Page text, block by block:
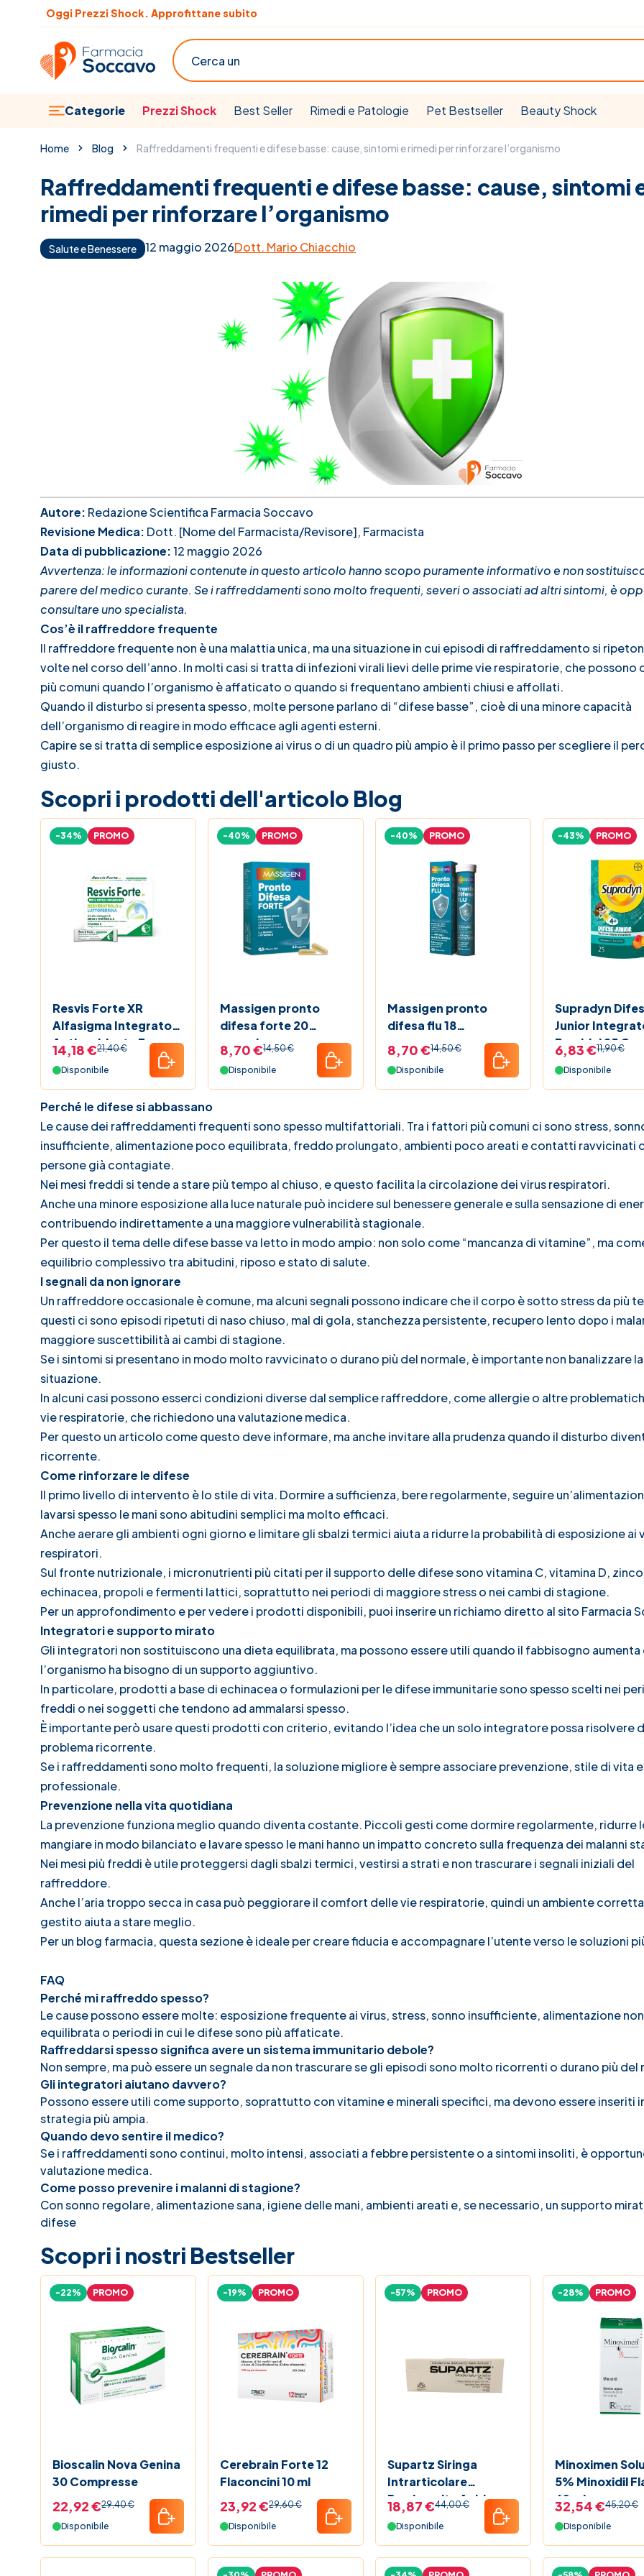
Salta al contenuto
Oggi Prezzi Shock. Approfittane subito
Categorie Prezzi Shock Best Seller Rimedi e Patologie Pet Bestseller Beauty Shock
Cerca
Home Blog Raffreddamenti frequenti e difese basse: cause, sintomi e rimedi per rinforzare l’organismo
Raffreddamenti frequenti e difese basse: cause, sintomi
rimedi per rinforzare l’organismo
Salute e Benessere 12 maggio 2026Dott. Mario Chiacchio
Autore: Redazione Scientifica Farmacia Soccavo
Revisione Medica: Dott. [Nome del Farmacista/Revisore], Farmacista
Data di pubblicazione:12 maggio 2026
Avvertenza: le informazioni contenute in questo articolo hanno scopo puramente informativo e non
parere del medico curante. Se i raffreddamenti sono molto frequenti, severi o associati ad altri sintomi, è
consultare uno specialista.
Cos’è il raffreddore frequente
Il raffreddore frequente non è una malattia unica, ma una situazione in cui episodi di raffreddamento si
volte nel corso dell’anno. In molti casi si tratta di infezioni virali lievi delle prime vie respiratorie, che possono
più comuni quando l’organismo è affaticato o quando si frequentano ambienti chiusi e affollati.
Quando il disturbo si presenta spesso, molte persone parlano di “difese basse”, cioè di una minore capacità
dell’organismo di reagire in modo efficace agli agenti esterni.
Capire se si tratta di semplice esposizione ai virus o di un quadro più ampio è il primo passo per scegliere il
giusto.
Scopri i prodotti dell'articolo Blog
Resvis Forte XR
Alfasigma Integratore
Antiossidante E
Difese Immunitarie 12
Bustine
-34% PROMO
14,18 €21,40 €
Disponibile
Massigen pronto
difesa forte 20
capsule
-40% PROMO
8,70 €14,50 €
Disponibile
Massigen pronto
difesa flu 18
compresse
effervescenti
-40% PROMO
8,70 €14,50 €
Disponibile
Supradyn
Junior
Bambini 25
Gommose
-43% PROMO
6,83 €11,90 €
Disponibile
Perché le difese si abbassano
Le cause dei raffreddamenti frequenti sono spesso multifattoriali. Tra i fattori più comuni ci sono stress,
insufficiente, alimentazione poco equilibrata, freddo prolungato, ambienti poco areati e contatti ravvicinati
persone già contagiate.
Nei mesi freddi si tende a stare più tempo al chiuso, e questo facilita la circolazione dei virus respiratori.
Anche una minore esposizione alla luce naturale può incidere sul benessere generale e sulla sensazione di
contribuendo indirettamente a una maggiore vulnerabilità stagionale.
Per questo il tema delle difese basse va letto in modo ampio: non solo come “mancanza di vitamine”, ma
equilibrio complessivo tra abitudini, riposo e stato di salute.
I segnali da non ignorare
Un raffreddore occasionale è comune, ma alcuni segnali possono indicare che il corpo è sotto stress da più
questi ci sono episodi ripetuti di naso chiuso, mal di gola, stanchezza persistente, recupero lento dopo i
maggiore suscettibilità ai cambi di stagione.
Se i sintomi si presentano in modo molto ravvicinato o durano più del normale, è importante non banalizzare la
situazione.
In alcuni casi possono esserci condizioni diverse dal semplice raffreddore, come allergie o altre
vie respiratorie, che richiedono una valutazione medica.
Per questo un articolo come questo deve informare, ma anche invitare alla prudenza quando il disturbo
ricorrente.
Come rinforzare le difese
Il primo livello di intervento è lo stile di vita. Dormire a sufficienza, bere regolarmente, seguire
lavarsi spesso le mani sono abitudini semplici ma molto efficaci.
Anche aerare gli ambienti ogni giorno e limitare gli sbalzi termici aiuta a ridurre la probabilità di esposizione ai
respiratori.
Sul fronte nutrizionale, i micronutrienti più citati per il supporto delle difese sono vitamina C, vitamina D,
echinacea, propoli e fermenti lattici, soprattutto nei periodi di maggiore stress o nei cambi di stagione.
Per un approfondimento e per vedere i prodotti disponibili, puoi inserire un richiamo diretto al sito Farmacia
Integratori e supporto mirato
Gli integratori non sostituiscono una dieta equilibrata, ma possono essere utili quando il fabbisogno aumenta
l’organismo ha bisogno di un supporto aggiuntivo.
In particolare, prodotti a base di echinacea o formulazioni per le difese immunitarie sono spesso scelti nei
freddi o nei soggetti che tendono ad ammalarsi spesso.
È importante però usare questi prodotti con criterio, evitando l’idea che un solo integratore possa risolvere
problema ricorrente.
Se i raffreddamenti sono molto frequenti, la soluzione migliore è sempre associare prevenzione, stile di vita
professionale.
Prevenzione nella vita quotidiana
La prevenzione funziona meglio quando diventa costante. Piccoli gesti come dormire regolarmente, ridurre
mangiare in modo bilanciato e lavare spesso le mani hanno un impatto concreto sulla frequenza dei malanni
Nei mesi più freddi è utile proteggersi dagli sbalzi termici, vestirsi a strati e non trascurare i segnali iniziali del
raffreddore.
Anche l’aria troppo secca in casa può peggiorare il comfort delle vie respiratorie, quindi un ambiente
gestito aiuta a stare meglio.
Per un blog farmacia, questa sezione è ideale per creare fiducia e accompagnare l’utente verso le soluzioni
FAQ
Perché mi raffreddo spesso?
Le cause possono essere molte: esposizione frequente ai virus, stress, sonno insufficiente, alimentazione non
equilibrata o periodi in cui le difese sono più affaticate.
Raffreddarsi spesso significa avere un sistema immunitario debole?
Non sempre, ma può essere un segnale da non trascurare se gli episodi sono molto ricorrenti o durano più del
Gli integratori aiutano davvero?
Possono essere utili come supporto, soprattutto con vitamine e minerali specifici, ma devono essere inseriti
strategia più ampia.
Quando devo sentire il medico?
Se i raffreddamenti sono continui, molto intensi, associati a febbre persistente o a sintomi insoliti, è
valutazione medica.
Come posso prevenire i malanni di stagione?
Con sonno regolare, alimentazione sana, igiene delle mani, ambienti areati e, se necessario, un supporto
difese
Scopri i nostri Bestseller
Bioscalin Nova Genina
30 Compresse
-22% PROMO
22,92 €29,40 €
Disponibile
Cerebrain Forte 12
Flaconcini 10 ml
-19% PROMO
23,92 €29,60 €
Disponibile
Supartz Siringa
Intrarticolare
Preriempita Acido
Ialuronico 2,5 ml 25
Mg 1 Pezzo
-57% PROMO
18,87 €44,00 €
Disponibile
Minoximen
5% Minoxidil
60 ml
-28% PROMO
32,54 €45,20 €
Disponibile